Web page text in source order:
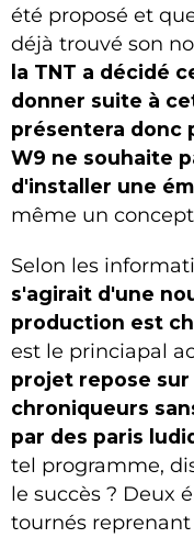
été proposé et
déjà trouvé son
la TNT a décidé
donner suite à
présentera donc
W9 ne souhaite
d'installer une
même un
Selon les
s'agirait d'une
production est
est le princiapal
projet repose
chroniqueurs
par des paris
tel programme,
le succès ? Deux
tournés